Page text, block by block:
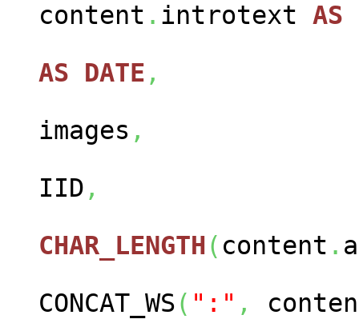
content . introtext AS
AS
DATE ,
images ,
IID ,
CHAR_LENGTH( content .
CONCAT_WS( ":" ,